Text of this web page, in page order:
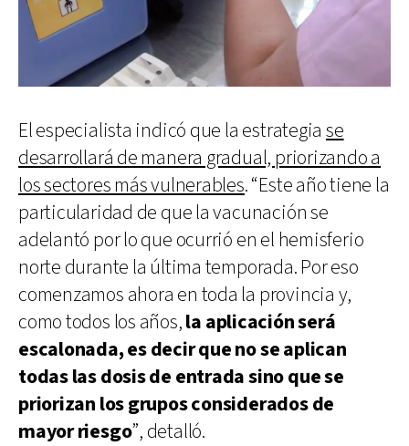
El especialista indicó que la estrategia se
desarrollará de manera gradual, priorizando a
los sectores más vulnerables. “Este año tiene la
particularidad de que la vacunación se
adelantó por lo que ocurrió en el hemisferio
norte durante la última temporada. Por eso
comenzamos ahora en toda la provincia y,
como todos los años,la aplicación será
escalonada, es decir que no se aplican
todas las dosis de entrada sino que se
priorizan los grupos considerados de
mayor riesgo”, detalló.